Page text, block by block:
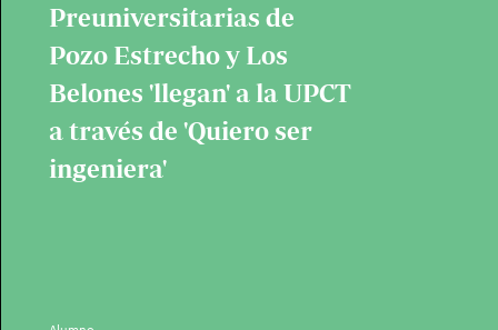
Preuniversitarias de
Pozo Estrecho y Los
Belones 'llegan' a la UPCT
a través de 'Quiero ser
ingeniera'